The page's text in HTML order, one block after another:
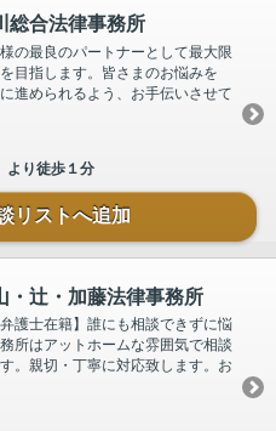
総合法律事務所
の最良のパートナーとして最大限
目指します。皆さまのお悩みを
進められるよう、お手伝いさせて
より徒歩１分
リストへ追加
・辻・加藤法律事務所
護士在籍】誰にも相談できずに悩
所はアットホームな雰囲気で相談
。親切・丁寧に対応致します。お